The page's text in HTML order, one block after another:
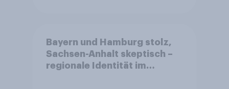
Bayern und Hamburg stolz,
Sachsen-Anhalt skeptisch –
regionale Identität im